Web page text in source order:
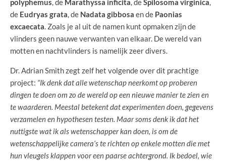
polyphemus, de Marathyssa inficita, deSpilosoma virginica,
de Eudryas grata, de Nadata gibbosa en de Paonias
excaecata. Zoals je al uit de namen kunt opmaken zijn de
vlinders geen nauwe verwanten van elkaar. De wereld van
motten en nachtvlinders is namelijk zeer divers.
Dr. Adrian Smith zegt zelf het volgende over dit prachtige
project: “Ik denk dat alle wetenschap neerkomt op proberen
dingen te doen om zo de wereld op een nieuwe manier te zien en
te waarderen. Meestal betekent dat experimenten doen, gegevens
verzamelen en hypothesen testen. Maar soms denk ik dat het
nuttigste wat ik als wetenschapper kan doen, is om de
wetenschappelijke camera’s te richten op enkele motten die met
hun vleugels klappen voor een paarse achtergrond. Ik bedoel, wie